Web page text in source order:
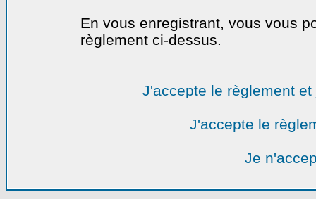
En vous enregistrant, vous vous
règlement ci-dessus.
J'accepte le règlement
J'accepte le
Je